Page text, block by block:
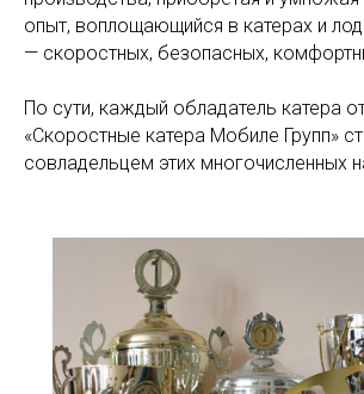
опыт, воплощающийся в катерах и
— скоростных, безопасных,
По сути, каждый обладатель катера
«Скоростные катера Мобиле Групп»
совладельцем этих многочисленных